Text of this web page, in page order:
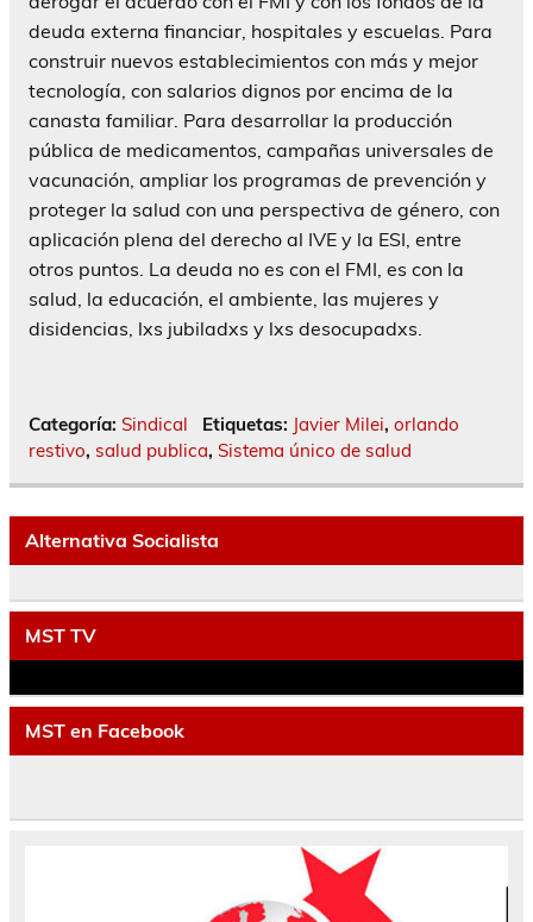
deuda externa financiar, hospitales y escuelas. Para
construir nuevos establecimientos con más y mejor
tecnología, con salarios dignos por encima de la
canasta familiar. Para desarrollar la producción
pública de medicamentos, campañas universales de
vacunación, ampliar los programas de prevención y
proteger la salud con una perspectiva de género, con
aplicación plena del derecho al IVE y la ESI, entre
otros puntos. La deuda no es con el FMI, es con la
salud, la educación, el ambiente, las mujeres y
disidencias, lxs jubiladxs y lxs desocupadxs.
Categoría: Sindical Etiquetas: Javier Milei, orlando
restivo, salud publica, Sistema único de salud
Alternativa Socialista
MST TV
MST en Facebook